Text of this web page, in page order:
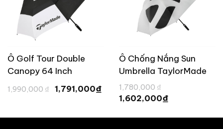
Ô Golf Tour Double
Canopy 64 Inch
TaylorMade
1,990,000 ₫
Giá
gốc
1,791,000₫
1,791,000 ₫.
Ô Chống Nắng Sun
Umbrella TaylorMade
1,780,000 ₫
gốc
là:
1,602,000₫
là: